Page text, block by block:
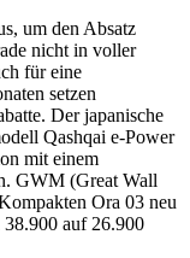
um den Absatz
nicht in voller
für eine
setzen
Der japanische
Qashqai e-Power
mit einem
GWM (Great Wall
Ora 03 neu
auf 26.900